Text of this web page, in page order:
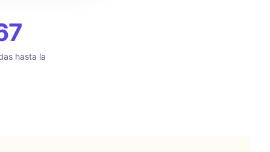
hasta la